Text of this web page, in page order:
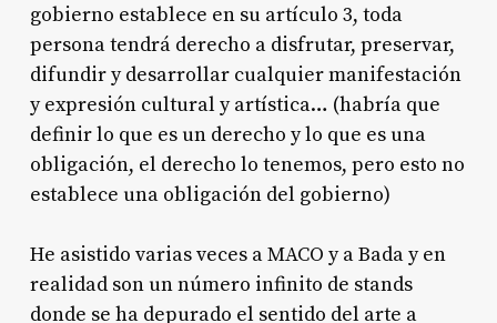
gobierno establece en su artículo 3, toda
persona tendrá derecho a disfrutar, preservar,
difundir y desarrollar cualquier manifestación
y expresión cultural y artística… (habría que
definir lo que es un derecho y lo que es una
obligación, el derecho lo tenemos, pero esto no
establece una obligación del gobierno)
He asistido varias veces a MACO y a Bada y en
realidad son un número infinito de stands
donde se ha depurado el sentido del arte a